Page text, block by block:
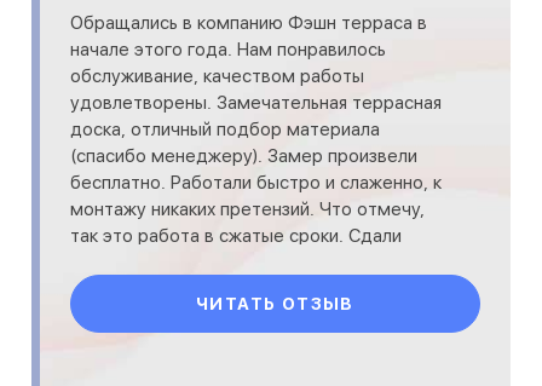
Обращались в компанию Фэшн терраса в
начале этого года. Нам понравилось
обслуживание, качеством работы
удовлетворены. Замечательная террасная
доска, отличный подбор материала
(спасибо менеджеру). Замер произвели
бесплатно. Работали быстро и слаженно, к
монтажу никаких претензий. Что отмечу,
так это работа в сжатые сроки. Сдали
благо
ЧИТАТЬ ОТЗЫВ